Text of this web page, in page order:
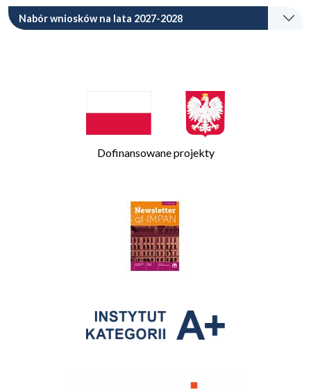
Nabór wniosków na lata 2027-2028
Dofinansowane projekty